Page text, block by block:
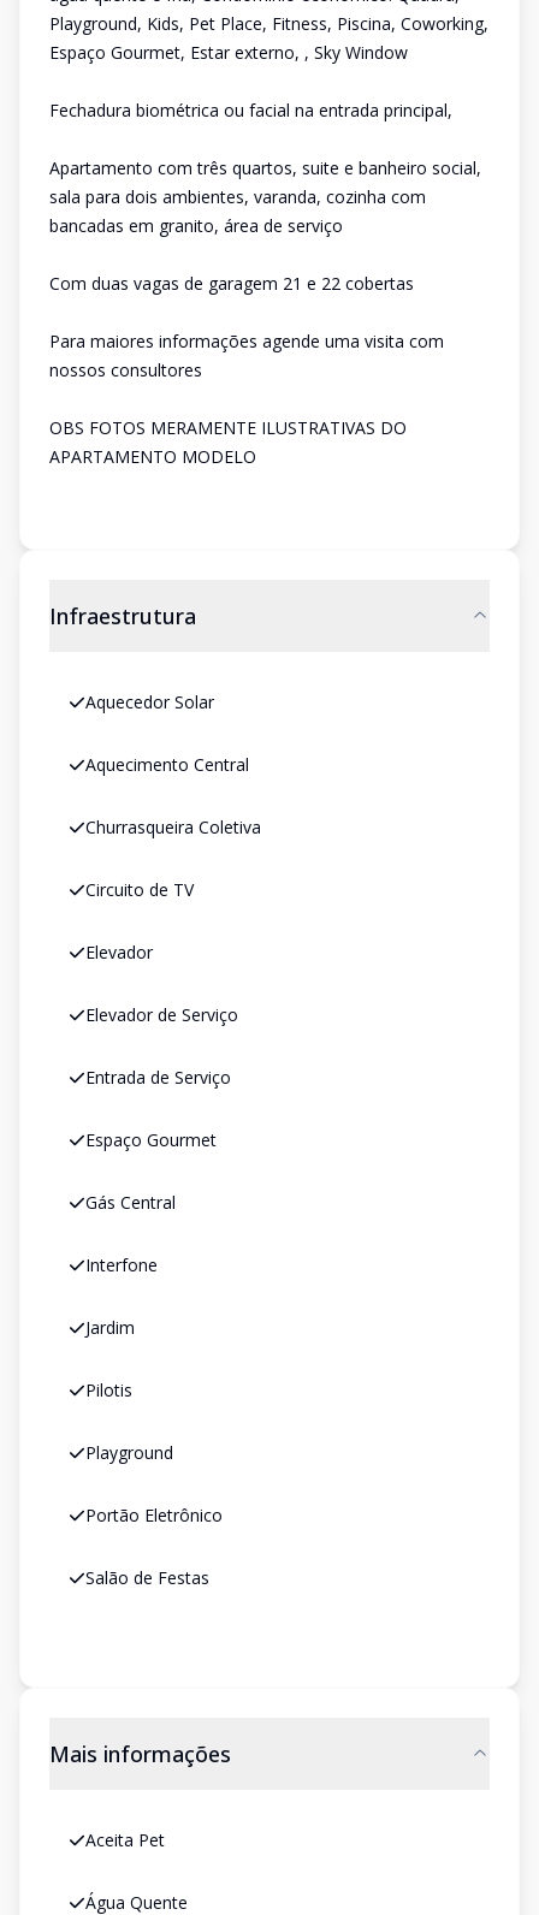
Playground, Kids, Pet Place, Fitness, Piscina, Coworking,
Espaço Gourmet, Estar externo, , Sky Window
Fechadura biométrica ou facial na entrada principal,
Apartamento com três quartos, suite e banheiro social,
sala para dois ambientes, varanda, cozinha com
bancadas em granito, área de serviço
Com duas vagas de garagem 21 e 22 cobertas
Para maiores informações agende uma visita com
nossos consultores
OBS FOTOS MERAMENTE ILUSTRATIVAS DO
APARTAMENTO MODELO
Infraestrutura
Aquecedor Solar
Aquecimento Central
Churrasqueira Coletiva
Circuito de TV
Elevador
Elevador de Serviço
Entrada de Serviço
Espaço Gourmet
Gás Central
Interfone
Jardim
Pilotis
Playground
Portão Eletrônico
Salão de Festas
Mais informações
Aceita Pet
Água Quente